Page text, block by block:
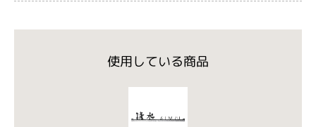
使用している商品